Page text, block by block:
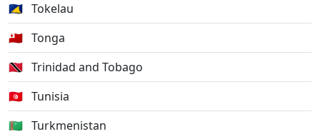
🇹🇰 Tokelau
🇹🇴 Tonga
🇹🇹 Trinidad and Tobago
🇹🇳 Tunisia
🇹🇲 Turkmenistan